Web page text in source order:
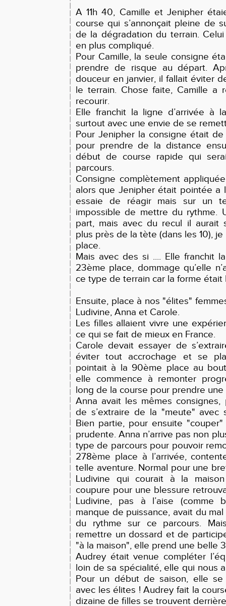
A 11h 40, Camille et Jenipher
course qui s’annonçait pleine de
de la dégradation du terrain.
en plus compliqué.
Pour Camille, la seule consigne
prendre de risque au départ.
douceur en janvier, il fallait éviter
le terrain. Chose faite, Camille a
recourir.
Elle franchit la ligne d’arrivée à
surtout avec une envie de se
Pour Jenipher la consigne était
pour prendre de la distance
début de course rapide qui
parcours.
Consigne complètement
alors que Jenipher était pointée a
essaie de réagir mais sur un
impossible de mettre du rythme.
part, mais avec du recul il aurait
plus près de la tète (dans les 10),
place.
Mais avec des si .... Elle franchit
23ème place, dommage qu’elle
ce type de terrain car la forme était
Ensuite, place à nos "élites"
Ludivine, Anna et Carole.
Les filles allaient vivre une
ce qui se fait de mieux en France.
Carole devait essayer de
éviter tout accrochage et se
pointait à la 90ème place au
elle commence à remonter
long de la course pour prendre
Anna avait les mêmes
de s’extraire de la "meute" avec
Bien partie, pour ensuite
prudente. Anna n’arrive pas non
type de parcours pour pouvoir
278ème place à l’arrivée,
telle aventure. Normal pour une
Ludivine qui courait à la
coupure pour une blessure
Ludivine, pas à l’aise (comme
manque de puissance, avait du
du rythme sur ce parcours.
remettre un dossard et de
"à la maison", elle prend une belle
Audrey était venue compléter
loin de sa spécialité, elle qui nous
Pour un début de saison, elle
avec les élites ! Audrey fait la
dizaine de filles se trouvent